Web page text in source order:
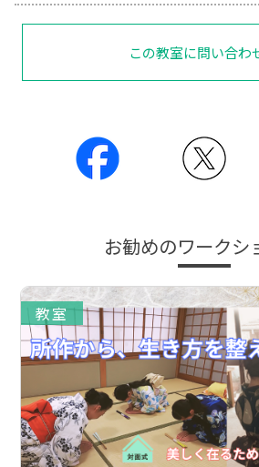
この教室に問い合わ
お勧めのワークシ
教室